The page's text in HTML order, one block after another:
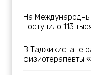
На
поступило 113
В Таджикистане
физиотерапевты